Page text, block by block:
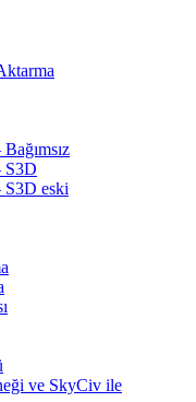
S3D
S3D eski
ve SkyCiv ile